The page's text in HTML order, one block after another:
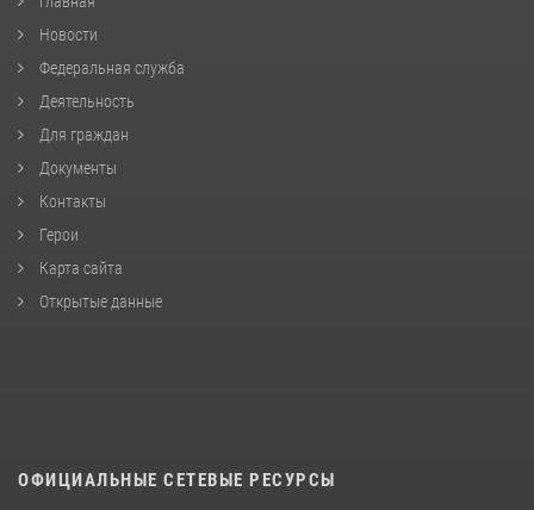
Новости
Федеральная служба
Деятельность
Для граждан
Документы
Контакты
Герои
Карта сайта
Открытые данные
ОФИЦИАЛЬНЫЕ СЕТЕВЫЕ РЕСУРСЫ